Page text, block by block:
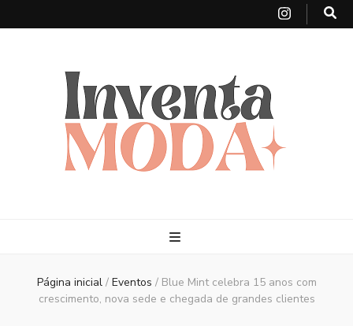
Página inicial / Eventos / Blue Mint celebra 15 anos com
crescimento, nova sede e chegada de grandes clientes